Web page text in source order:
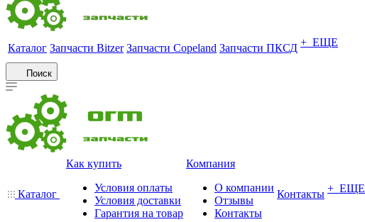
Каталог Запчасти Bitzer Запчасти Copeland Запчасти ПКСД + ЕЩЕ
Поиск
Каталог
Как купить
Условия оплаты
Условия доставки
Гарантия на товар
Компания
О компании
Отзывы
Контакты
Контакты + ЕЩЕ